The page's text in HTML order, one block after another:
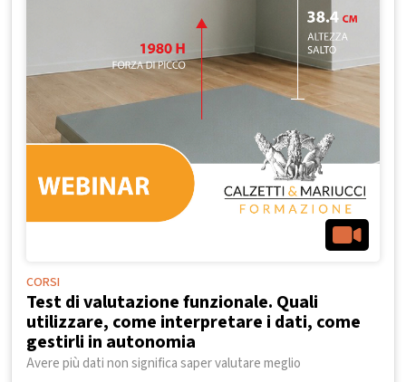
CORSI
Test di valutazione funzionale. Quali
utilizzare, come interpretare i dati, come
gestirli in autonomia
Avere più dati non significa saper valutare meglio